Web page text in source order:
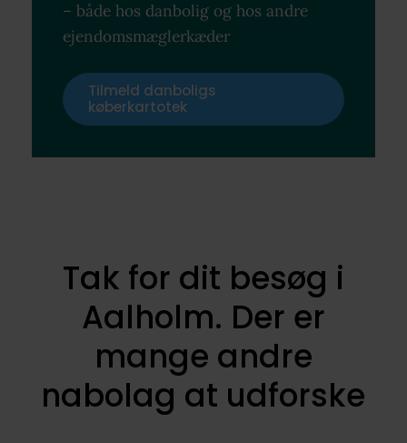
– både hos danbolig og hos andre
ejendomsmæglerkæder
Tilmeld danboligs
køberkartotek
Tak for dit besøg i
Aalholm. Der er
mange andre
nabolag at udforske